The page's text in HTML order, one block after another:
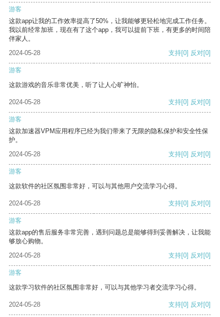
游客
这款app让我的工作效率提高了50%，让我能够更轻松地完成工作任务。
我以前经常加班，现在有了这个app，我可以提前下班，有更多的时间陪
伴家人。
2024-05-28
支持[0] 反对[0]
游客
这款游戏的音乐非常优美，听了让人心旷神怡。
2024-05-28 支持[0] 反对[0]
游客
这款加速器VPM应用程序已经为我们带来了无限的隐私保护和安全性保
护。
2024-05-28
支持[0] 反对[0]
游客
这款软件的社区氛围非常好，可以与其他用户交流学习心得。
2024-05-28 支持[0] 反对[0]
游客
这款app的售后服务非常完善，遇到问题总是能够得到妥善解决，让我能
够放心购物。
2024-05-28
支持[0] 反对[0]
游客
这款学习软件的社区氛围非常好，可以与其他学习者交流学习心得。
2024-05-28 支持[0] 反对[0]